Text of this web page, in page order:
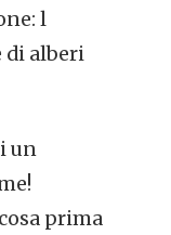
l
di alberi
un
prima